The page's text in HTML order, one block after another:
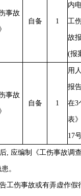
事故
自备 1
内
工
故
(报
事故
自备 1
用
报
在3
表
17
应编制 《工伤事故调
。
工伤事故或有弄虚作假